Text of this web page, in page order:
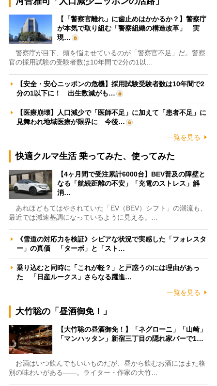
【「警察官離れ」に歯止めはかかるか？】警察庁
が本気で取り組む「警察組織の構造改革」 実
現…
警察庁が目下、頭を悩ませているのが「警察官不足」だ。警察
官の採用試験の受験者数は10年間で2分の1以…
【安全・安心ニッポンの危機】採用試験受験者数は10年間で2
分の1以下に！ 出生数減がも…
【医療崩壊】人口減少で「医師不足」に加えて「患者不足」に
見舞われ地域医療が限界に 今後…
一覧を見る
快適クルマ生活 乗ってみた、使ってみた
【4ヶ月間で受注累計6000台】BEV普及の障壁と
なる「航続距離の不安」「充電のストレス」解
消…
あれほどもてはやされていた「EV（BEV）シフト」の潮流も、
最近では減速基調になっているように見える。…
《雪道の対応力を検証》シビアな状況で実感した「フォレスタ
ー」の真価 「ターボ」と「スト…
乗り込むと同時に「これが軽？」と戸惑うのには理由があっ
た 「日産ルークス」さらなる躍進…
一覧を見る
大竹聡の「昼酒御免！」
【大竹聡の昼酒御免！】「ネグローニ」「山崎」
「マンハッタン」新宿三丁目の隠れ家バーで1…
お酒はいつ飲んでもいいものだが、昼から飲むお酒にはまた格
別の味わいがある――。ライター・作家の大竹…